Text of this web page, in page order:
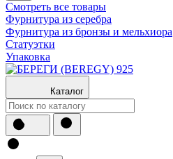
Смотреть все товары
Фурнитура из серебра
Фурнитура из бронзы и мельхиора
Статуэтки
Упаковка
Каталог